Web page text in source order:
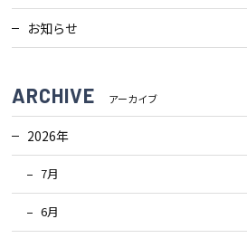
お知らせ
ARCHIVE アーカイブ
2026年
7月
6月